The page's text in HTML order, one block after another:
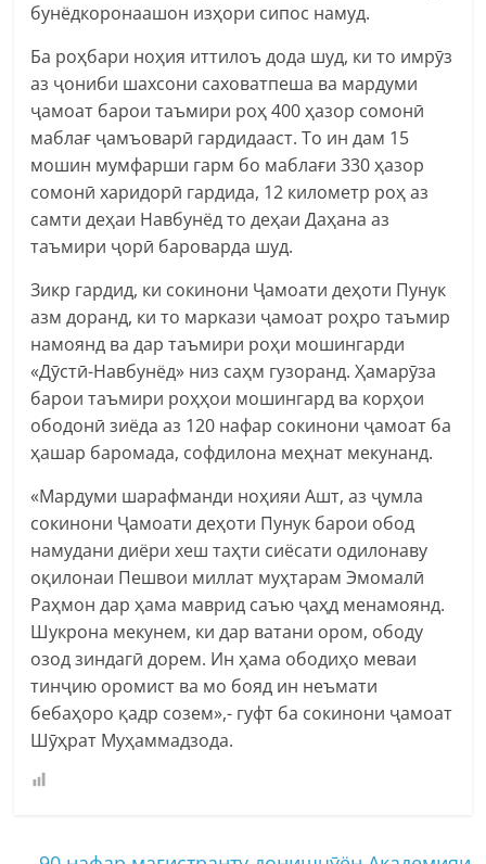
бунёдкоронаашон изҳори сипос намуд.
Ба роҳбари ноҳия иттилоъ дода шуд, ки то имрӯз
аз ҷониби шахсони саховатпеша ва мардуми
ҷамоат барои таъмири роҳ 400 ҳазор сомонӣ
маблағ ҷамъоварӣ гардидааст. То ин дам 15
мошин мумфарши гарм бо маблағи 330 ҳазор
сомонӣ харидорӣ гардида, 12 километр роҳ аз
самти деҳаи Навбунёд то деҳаи Даҳана аз
таъмири ҷорӣ бароварда шуд.
Зикр гардид, ки сокинони Ҷамоати деҳоти Пунук
азм доранд, ки то маркази ҷамоат роҳро таъмир
намоянд ва дар таъмири роҳи мошингарди
«Дӯстӣ-Навбунёд» низ саҳм гузоранд. Ҳамарӯза
барои таъмири роҳҳои мошингард ва корҳои
ободонӣ зиёда аз 120 нафар сокинони ҷамоат ба
ҳашар баромада, софдилона меҳнат мекунанд.
«Мардуми шарафманди ноҳияи Ашт, аз ҷумла
сокинони Ҷамоати деҳоти Пунук барои обод
намудани диёри хеш таҳти сиёсати одилонаву
оқилонаи Пешвои миллат муҳтарам Эмомалӣ
Раҳмон дар ҳама маврид саъю ҷаҳд менамоянд.
Шукрона мекунем, ки дар ватани ором, ободу
озод зиндагӣ дорем. Ин ҳама ободиҳо меваи
тинҷию оромист ва мо бояд ин неъмати
бебаҳоро қадр созем»,- гуфт ба сокинони ҷамоат
Шӯҳрат Муҳаммадзода.